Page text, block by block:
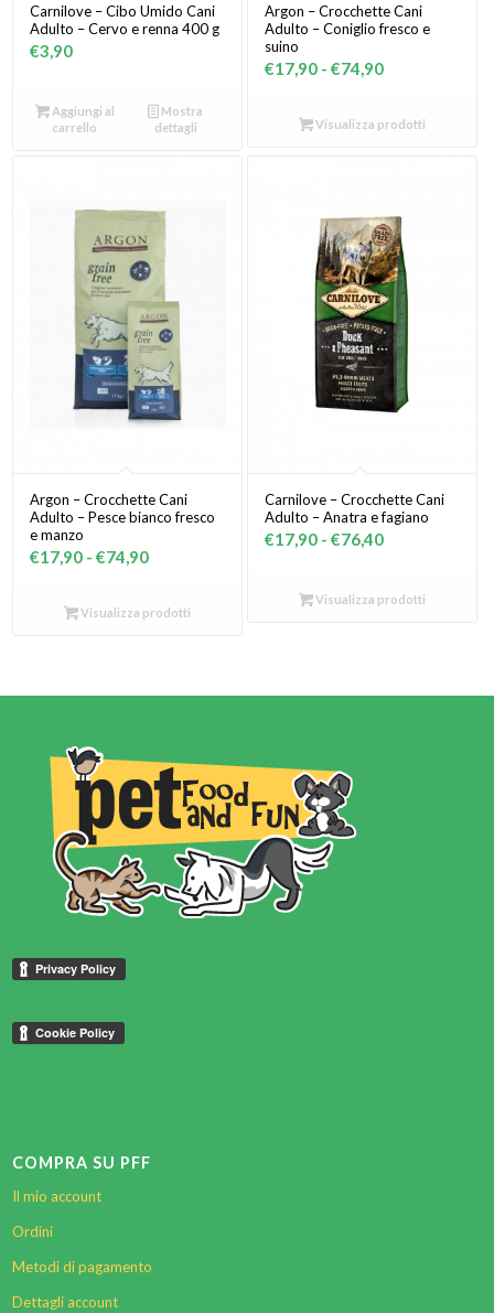
Carnilove – Cibo Umido Cani
Adulto – Cervo e renna 400 g
€3,90
Aggiungi al
carrello
Mostra
dettagli
Argon – Crocchette Cani
Adulto – Coniglio fresco e
suino
€17,90 - €74,90Fascia
prezzo:
€74,90
Visualizza prodotti
Argon – Crocchette Cani
Adulto – Pesce bianco fresco
e manzo
€17,90 - €74,90Fascia
prezzo:
Visualizza prodotti
Carnilove – Crocchette Cani
Adulto – Anatra e fagiano
€17,90 - €76,40Fascia
prezzo:
€76,40
Visualizza prodotti
COMPRA SU PFF
Il mio account
Ordini
Metodi di pagamento
Dettagli account